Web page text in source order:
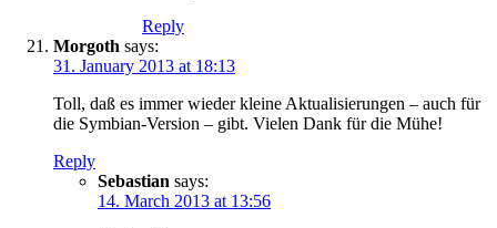
Reply
Morgoth says:
31. January 2013 at 18:13
Toll, daß es immer wieder kleine Aktualisierungen – auch für
die Symbian-Version – gibt. Vielen Dank für die Mühe!
Reply
Sebastian says:
14. March 2013 at 13:56